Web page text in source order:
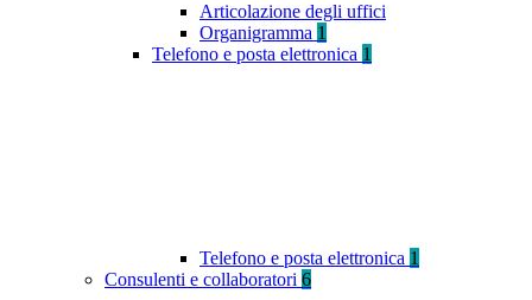
Articolazione degli uffici
Organigramma 1
Telefono e posta elettronica 1
Telefono e posta elettronica 1
Consulenti e collaboratori 6